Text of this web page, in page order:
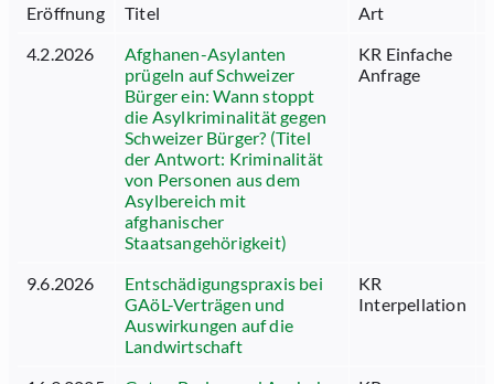
Eröffnung Titel Art
4.2.2026
Afghanen-Asylanten
prügeln auf Schweizer
Bürger ein: Wann stoppt
die Asylkriminalität gegen
Schweizer Bürger? (Titel
der Antwort: Kriminalität
von Personen aus dem
Asylbereich mit
afghanischer
Staatsangehörigkeit)
KR Einfache
Anfrage
9.6.2026
Entschädigungspraxis bei
GAöL-Verträgen und
Auswirkungen auf die
Landwirtschaft
KR
Interpellation